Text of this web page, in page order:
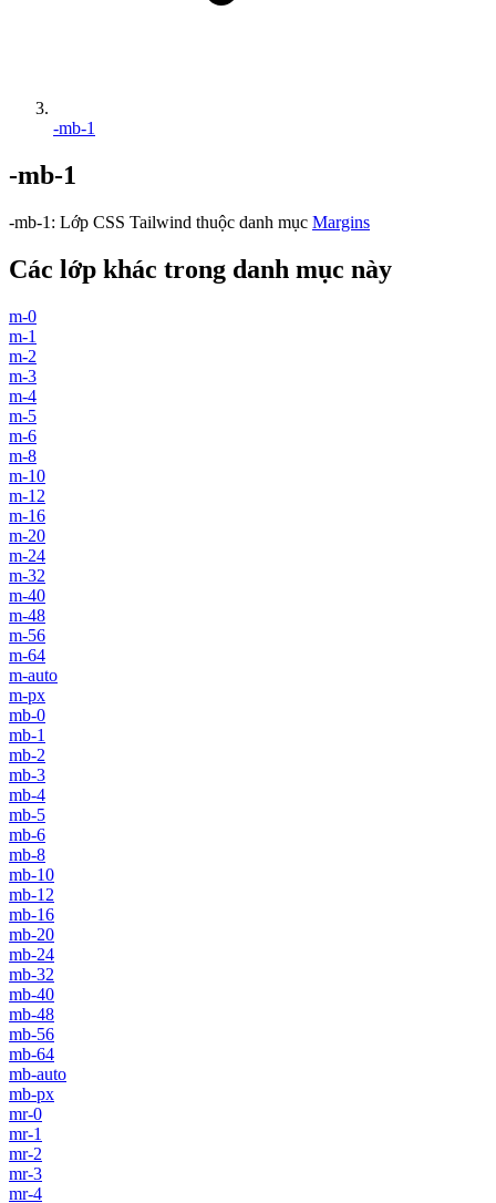
-mb-1
-mb-1
-mb-1 : Lớp CSS Tailwind thuộc danh mục Margins
Các lớp khác trong danh mục này
m-0
m-1
m-2
m-3
m-4
m-5
m-6
m-8
m-10
m-12
m-16
m-20
m-24
m-32
m-40
m-48
m-56
m-64
m-auto
m-px
mb-0
mb-1
mb-2
mb-3
mb-4
mb-5
mb-6
mb-8
mb-10
mb-12
mb-16
mb-20
mb-24
mb-32
mb-40
mb-48
mb-56
mb-64
mb-auto
mb-px
mr-0
mr-1
mr-2
mr-3
mr-4